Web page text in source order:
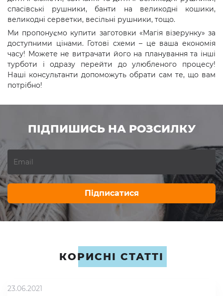
спасівські рушники, банти на великодні кошики,
великодні серветки, весільні рушники, тощо.
Ми пропонуємо купити заготовки «Магія візерунку» за
доступними цінами. Готові схеми – це ваша економія
часу! Можете не витрачати його на планування та інші
турботи і одразу перейти до улюбленого процесу!
Наші консультанти допоможуть обрати сам те, що вам
потрібно!
ПІДПИШИСЬ НА РОЗСИЛКУ
Підписатися
КОРИСНІ СТАТТІ
23.06.2021